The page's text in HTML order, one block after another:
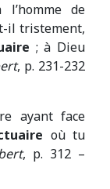
de
il tristement,
; à Dieu
, p. 231-232
ayant face
où tu
, p. 312 –